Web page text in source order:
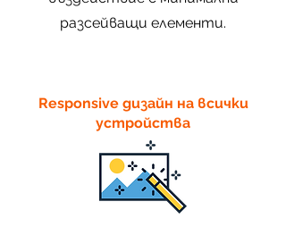
разсейващи елементи.
Responsive дизайн на всички
устройства